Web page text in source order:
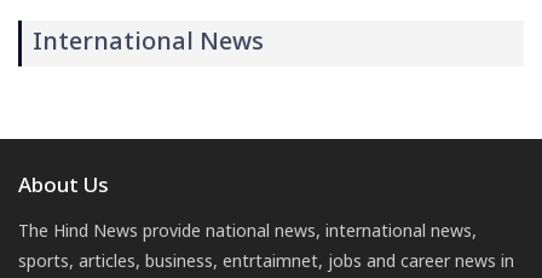
International News
About Us
The Hind News provide national news, international news,
sports, articles, business, entrtaimnet, jobs and career news in